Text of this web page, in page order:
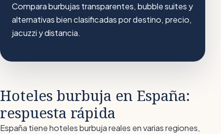
Compara burbujas transparentes, bubble suites y
alternativas bien clasificadas por destino, precio,
jacuzzi y distancia.
Hoteles burbuja en España:
respuesta rápida
España tiene hoteles burbuja reales en varias regiones,